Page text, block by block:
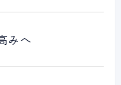
みへ